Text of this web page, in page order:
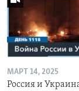
МАРТ 14, 2025
Россия и